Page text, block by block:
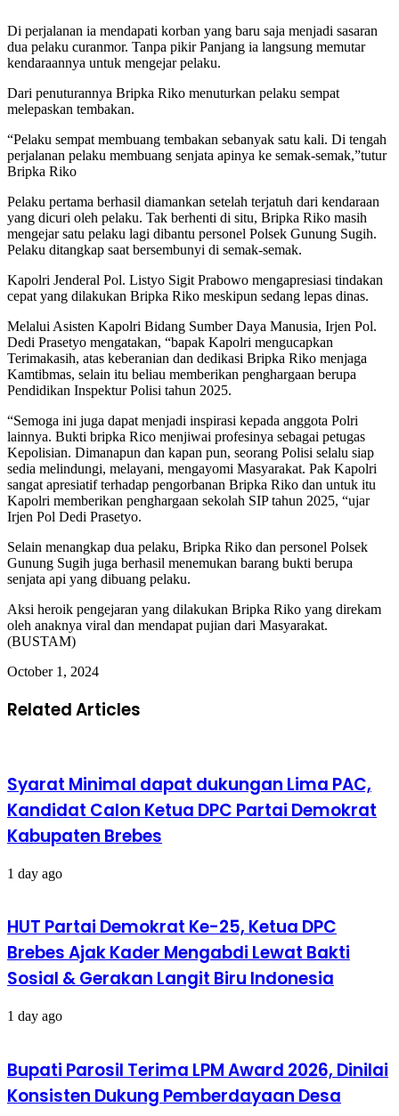
Di perjalanan ia mendapati korban yang baru saja menjadi sasaran
dua pelaku curanmor. Tanpa pikir Panjang ia langsung memutar
kendaraannya untuk mengejar pelaku.
Dari penuturannya Bripka Riko menuturkan pelaku sempat
melepaskan tembakan.
“Pelaku sempat membuang tembakan sebanyak satu kali. Di tengah
perjalanan pelaku membuang senjata apinya ke semak-semak,”tutur
Bripka Riko
Pelaku pertama berhasil diamankan setelah terjatuh dari kendaraan
yang dicuri oleh pelaku. Tak berhenti di situ, Bripka Riko masih
mengejar satu pelaku lagi dibantu personel Polsek Gunung Sugih.
Pelaku ditangkap saat bersembunyi di semak-semak.
Kapolri Jenderal Pol. Listyo Sigit Prabowo mengapresiasi tindakan
cepat yang dilakukan Bripka Riko meskipun sedang lepas dinas.
Melalui Asisten Kapolri Bidang Sumber Daya Manusia, Irjen Pol.
Dedi Prasetyo mengatakan, “bapak Kapolri mengucapkan
Terimakasih, atas keberanian dan dedikasi Bripka Riko menjaga
Kamtibmas, selain itu beliau memberikan penghargaan berupa
Pendidikan Inspektur Polisi tahun 2025.
“Semoga ini juga dapat menjadi inspirasi kepada anggota Polri
lainnya. Bukti bripka Rico menjiwai profesinya sebagai petugas
Kepolisian. Dimanapun dan kapan pun, seorang Polisi selalu siap
sedia melindungi, melayani, mengayomi Masyarakat. Pak Kapolri
sangat apresiatif terhadap pengorbanan Bripka Riko dan untuk itu
Kapolri memberikan penghargaan sekolah SIP tahun 2025, “ujar
Irjen Pol Dedi Prasetyo.
Selain menangkap dua pelaku, Bripka Riko dan personel Polsek
Gunung Sugih juga berhasil menemukan barang bukti berupa
senjata api yang dibuang pelaku.
Aksi heroik pengejaran yang dilakukan Bripka Riko yang direkam
oleh anaknya viral dan mendapat pujian dari Masyarakat.
(BUSTAM)
October 1, 2024
Related Articles
Syarat Minimal dapat dukungan Lima PAC,
Kandidat Calon Ketua DPC Partai Demokrat
Kabupaten Brebes
1 day ago
HUT Partai Demokrat Ke-25, Ketua DPC
Brebes Ajak Kader Mengabdi Lewat Bakti
Sosial & Gerakan Langit Biru Indonesia
1 day ago
Bupati Parosil Terima LPM Award 2026, Dinilai
Konsisten Dukung Pemberdayaan Desa